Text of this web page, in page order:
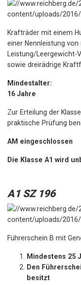
Krafträder mit einem
einer Nennleistung
Leistung/Leergewicht-
sowie dreirädrige
Mindestalter:
16 Jahre
Zur Erteilung der
praktische Prüfung
AM eingeschlossen
Die Klasse A1 wird
A1 SZ 196
Führerschein B mit
Mindestens 25
Den
besitzt